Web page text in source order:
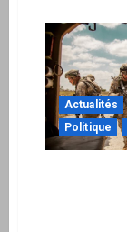
Actualités
Politique